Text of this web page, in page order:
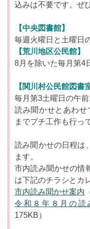
込みは不要です。ぜ
【中央図書館】
毎週火曜日と土曜日
【荒川地区公民館】
8月を除いた毎月第4
【関川村公民館図書
毎月第3土曜日の午
読み聞かせとあわ
までプチ工作も行っ
読み聞かせの日程は
ます。
市内読み聞かせの情
は下記のチラシとカ
市内読み聞かせ案内
令和８年８月の読
175KB）